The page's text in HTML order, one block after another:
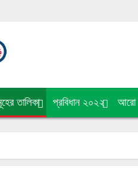
তালিকা প্রবিধান ২০২২ আরো